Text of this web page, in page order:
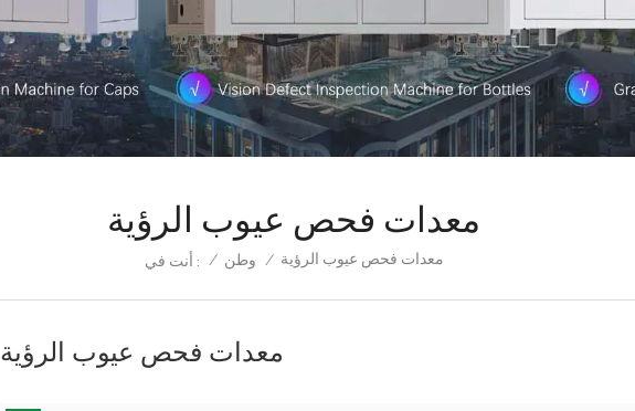
معدات فحص عيوب الرؤية
أنت في : / وطن / معدات فحص عيوب الرؤية
معدات فحص عيوب الرؤية